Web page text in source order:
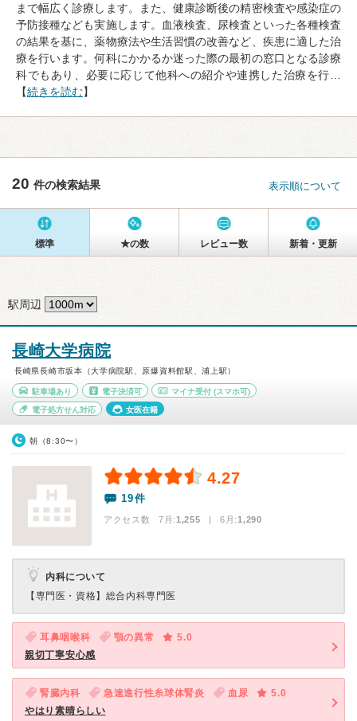
まで幅広く診療します。また、健康診断後の精密検査や感染症の
予防接種なども実施します。血液検査、尿検査といった各種検査
の結果を基に、薬物療法や生活習慣の改善など、疾患に適した治
療を行います。何科にかかるか迷った際の最初の窓口となる診療
科でもあり、必要に応じて他科への紹介や連携した治療を行…
【続きを読む】
20 件の検索結果 表示順について
標準 ★の数 レビュー数 新着・更新
駅周辺
長崎大学病院
長崎県長崎市坂本（大学病院駅、原爆資料館駅、浦上駅）
駐車場あり 電子決済可 マイナ受付 (スマホ可)
電子処方せん対応 女医在籍
朝（8:30〜）
4.27
19件
アクセス数 7月:1,255 | 6月:1,290
内科について
【専門医・資格】 総合内科専門医
耳鼻咽喉科 顎の異常
5.0
親切丁寧安心感
腎臓内科 急速進行性糸球体腎炎 血尿
5.0
やはり素晴らしい